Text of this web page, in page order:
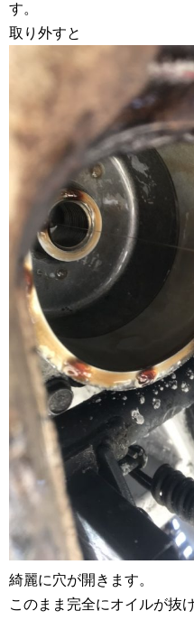
す。
取り外すと
綺麗に穴が開きます。
このまま完全にオイルが抜